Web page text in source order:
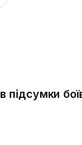
підсумки